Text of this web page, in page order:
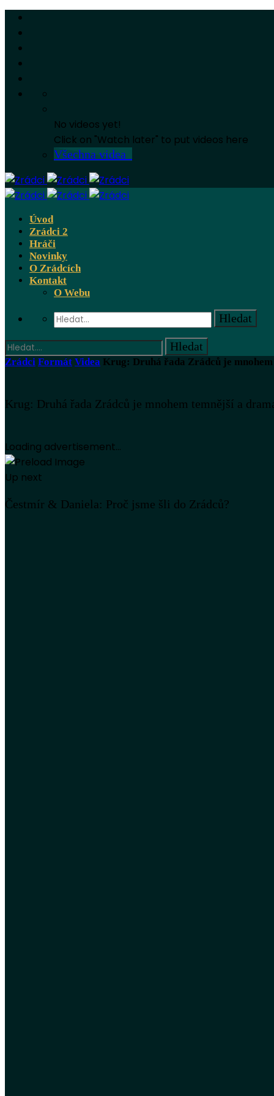
No videos yet!
Click on "Watch later" to put videos here
Všechna videa
Úvod
Zrádci 2
Hráči
Novinky
O Zrádcích
Kontakt
O Webu
Zrádci Formát Videa Krug: Druhá řada Zrádců je
Krug: Druhá řada Zrádců je mnohem temnější a
Loading advertisement...
Up next
Čestmír & Daniela: Proč jsme šli do Zrádců?